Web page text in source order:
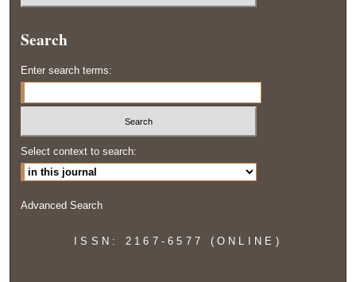
Search
Enter search terms:
Select context to search:
Advanced Search
ISSN: 2167-6577 (ONLINE)